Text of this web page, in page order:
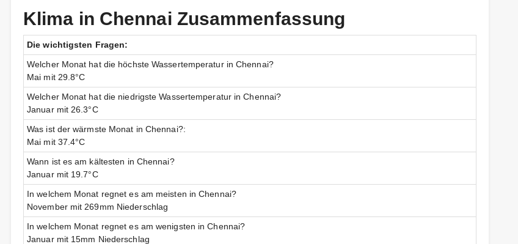
Klima in Chennai Zusammenfassung
Die wichtigsten Fragen:
Welcher Monat hat die höchste Wassertemperatur in Chennai?
Mai mit 29.8°C
Welcher Monat hat die niedrigste Wassertemperatur in Chennai?
Januar mit 26.3°C
Was ist der wärmste Monat in Chennai?:
Mai mit 37.4°C
Wann ist es am kältesten in Chennai?
Januar mit 19.7°C
In welchem Monat regnet es am meisten in Chennai?
November mit 269mm Niederschlag
In welchem Monat regnet es am wenigsten in Chennai?
Januar mit 15mm Niederschlag